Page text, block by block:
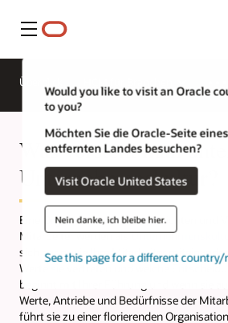
Menü
Would you like to visit an Oracle
to you?
Möchten Sie die Oracle-Seite
entfernten Landes besuchen?
Visit Oracle United States
Nein danke, ich bleibe hier.
See this page for a different
Überblick
Was versteht man
Unternehmenskultur?
Eine Organisation und die Ansichten und
Mitarbeiter werden alsUnternehmenskultur
sich darin, wie Ihre Mitarbeiter miteinander
Werte sie vertreten und welche
beginnt mit Ihrer Führung und wenn sie
Werte, Antriebe und Bedürfnisse der
führt sie zu einer florierenden